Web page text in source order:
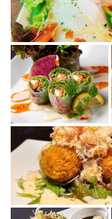
こ
照片 | どさんこキ
北海道札幌市中央区
https://aim-